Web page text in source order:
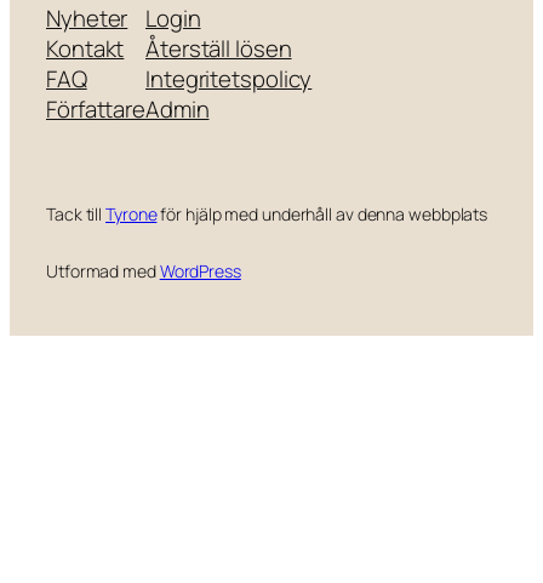
Nyheter
Kontakt
FAQ
Författare
Login
Återställ lösen
Integritetspolicy
Admin
Tack tillTyroneför hjälp med underhåll av denna webbplats
Utformad medWordPress